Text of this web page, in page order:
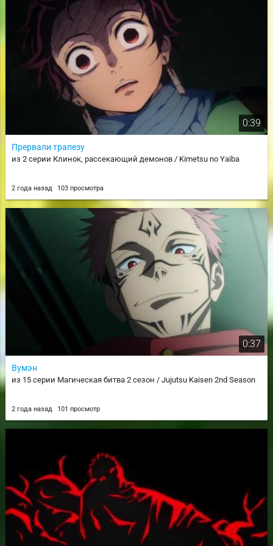
0:39
Прервали трапезу
из 2 серии Клинок, рассекающий демонов / Kimetsu no Yaiba
2 года назад 103 просмотра
0:37
Вумэн
из 15 серии Магическая битва 2 сезон / Jujutsu Kaisen 2nd Season
2 года назад 101 просмотр